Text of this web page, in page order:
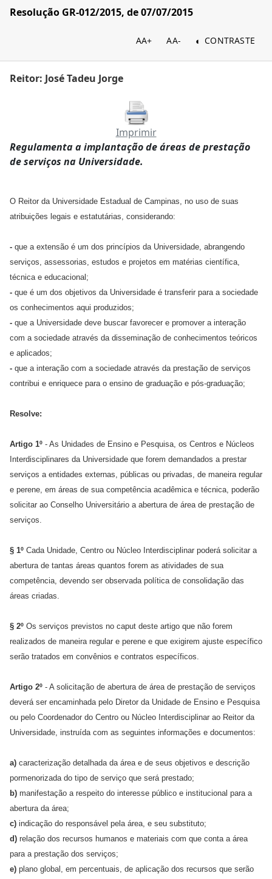
Resolução GR-012/2015, de 07/07/2015
AA+ AA- CONTRASTE
Reitor: José Tadeu Jorge
Imprimir
Regulamenta a implantação de áreas de prestação
de serviços na Universidade.
O Reitor da Universidade Estadual de Campinas, no uso de suas
atribuições legais e estatutárias, considerando:
- que a extensão é um dos princípios da Universidade, abrangendo
serviços, assessorias, estudos e projetos em matérias científica,
técnica e educacional;
- que é um dos objetivos da Universidade é transferir para a sociedade
os conhecimentos aqui produzidos;
- que a Universidade deve buscar favorecer e promover a interação
com a sociedade através da disseminação de conhecimentos teóricos
e aplicados;
- que a interação com a sociedade através da prestação de serviços
contribui e enriquece para o ensino de graduação e pós-graduação;
Resolve:
Artigo 1º - As Unidades de Ensino e Pesquisa, os Centros e Núcleos
Interdisciplinares da Universidade que forem demandados a prestar
serviços a entidades externas, públicas ou privadas, de maneira regular
e perene, em áreas de sua competência acadêmica e técnica, poderão
solicitar ao Conselho Universitário a abertura de área de prestação de
serviços.
§ 1º Cada Unidade, Centro ou Núcleo Interdisciplinar poderá solicitar a
abertura de tantas áreas quantos forem as atividades de sua
competência, devendo ser observada política de consolidação das
áreas criadas.
§ 2º Os serviços previstos no caput deste artigo que não forem
realizados de maneira regular e perene e que exigirem ajuste específico
serão tratados em convênios e contratos específicos.
Artigo 2º - A solicitação de abertura de área de prestação de serviços
deverá ser encaminhada pelo Diretor da Unidade de Ensino e Pesquisa
ou pelo Coordenador do Centro ou Núcleo Interdisciplinar ao Reitor da
Universidade, instruída com as seguintes informações e documentos:
a) caracterização detalhada da área e de seus objetivos e descrição
pormenorizada do tipo de serviço que será prestado;
b) manifestação a respeito do interesse público e institucional para a
abertura da área;
c) indicação do responsável pela área, e seu substituto;
d) relação dos recursos humanos e materiais com que conta a área
para a prestação dos serviços;
e) plano global, em percentuais, de aplicação dos recursos que serão